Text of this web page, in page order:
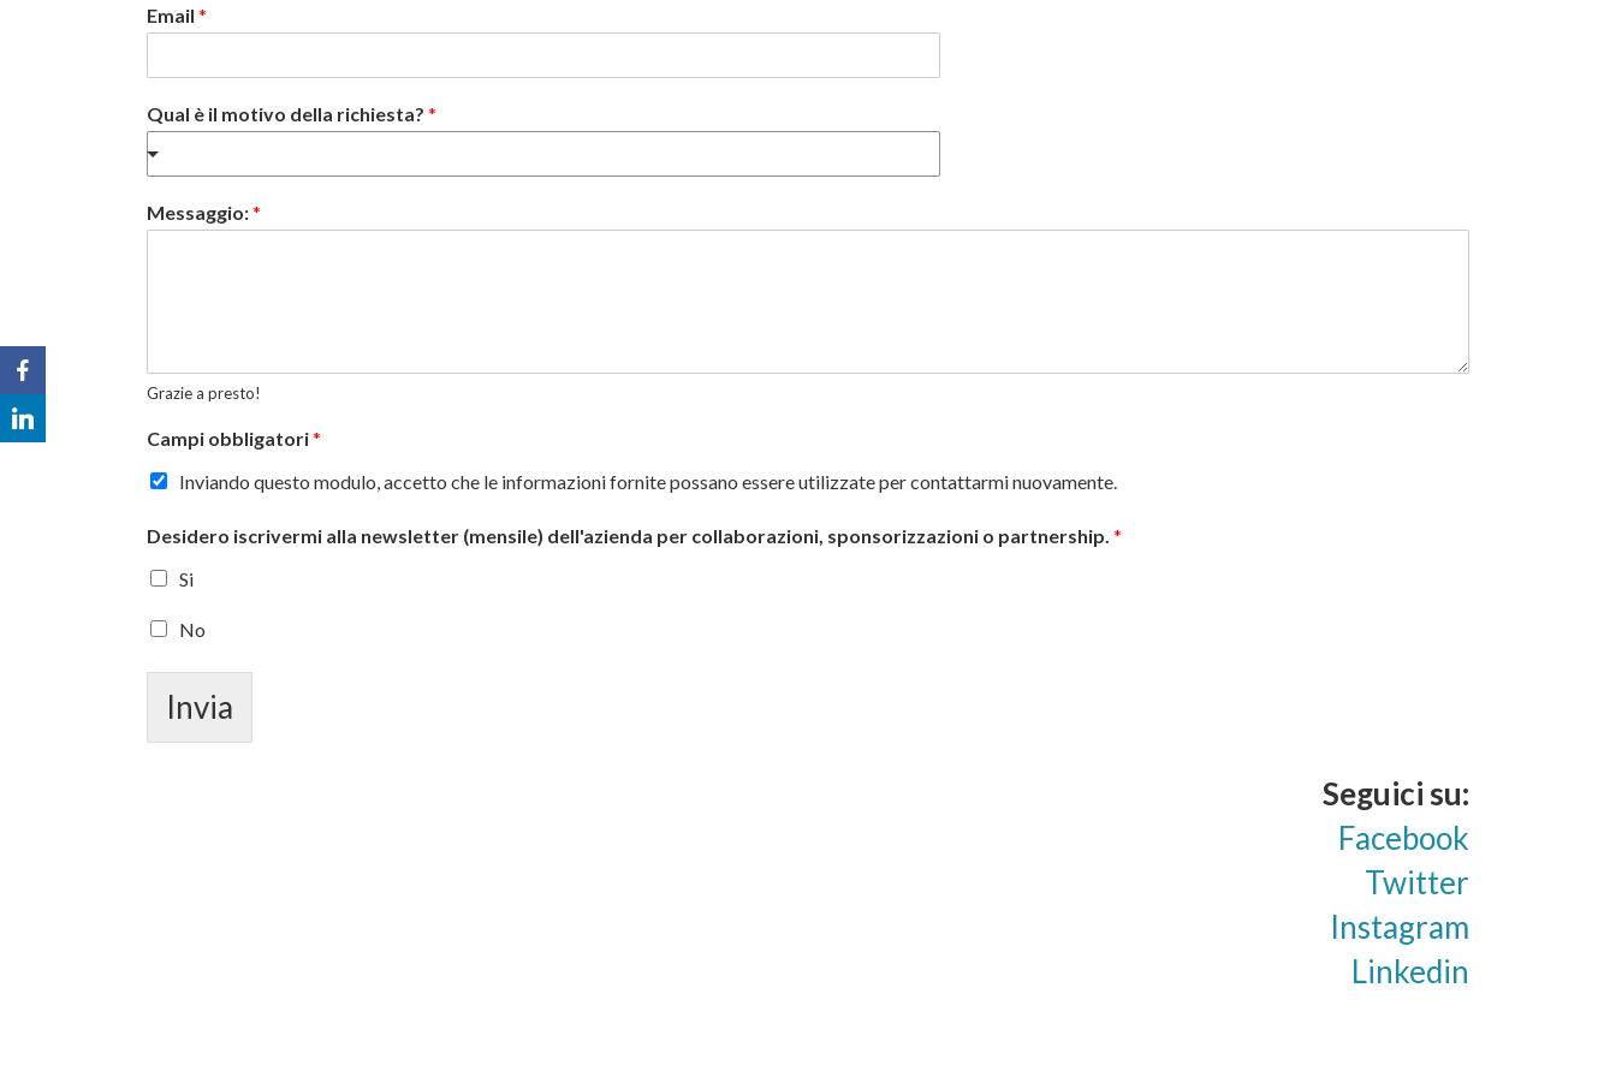
Email *
Qual è il motivo della richiesta? *
Messaggio:*
Grazie a presto!
Campi obbligatori*
Inviando questo modulo, accetto che le informazioni fornite possano essere utilizzate per contattarmi nuovamente.
Desidero iscrivermi alla newsletter (mensile) dell'azienda per collaborazioni, sponsorizzazioni o partnership. *
Si
No
Invia
Seguici su:
Facebook
Twitter
Instagram
Linkedin